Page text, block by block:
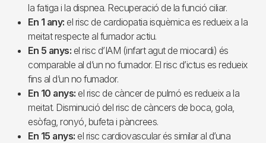
la fatiga i la dispnea. Recuperació de la funció ciliar.
En 1 any: el risc de cardiopatia isquèmica es redueix a la
meitat respecte al fumador actiu.
En 5 anys: el risc d’IAM (infart agut de miocardi) és
comparable al d’un no fumador. El risc d’ictus es redueix
fins al d’un no fumador.
En 10 anys: el risc de càncer de pulmó es redueix a la
meitat. Disminució del risc de càncers de boca, gola,
esòfag, ronyó, bufeta i pàncrees.
En 15 anys: el risc cardiovascular és similar al d’una